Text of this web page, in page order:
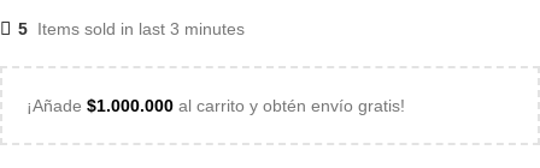
5 Items sold in last 3 minutes
¡Añade $1.000.000 al carrito y obtén envío gratis!